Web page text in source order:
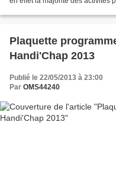
Plaquette
Handi'Chap 2013
Publié le 22/05/2013 à 23:00
Par OMS44240